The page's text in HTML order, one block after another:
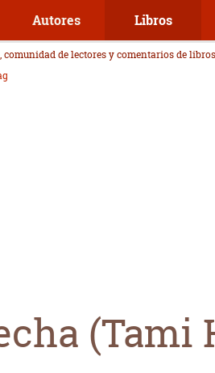
Autores Libros
comunidad de lectores y comentarios de libros
(Tami